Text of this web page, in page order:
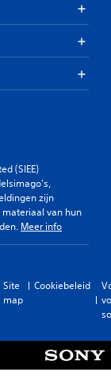
(SIEE)
zijn
van hun
Meer info
Site
map
Cookiebeleid